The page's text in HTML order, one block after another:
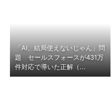
「AI、結局使えないじゃん」問
題 セールスフォースが431万
件対応で導いた正解（...